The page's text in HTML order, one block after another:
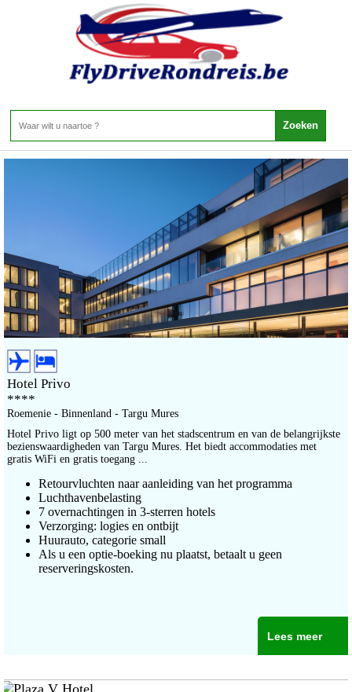
Kosovo - Rondreizen Kosovo
Home>
Hotel Privo
****
Roemenie - Binnenland - Targu Mures
Hotel Privo ligt op 500 meter van het stadscentrum en van de belangrijkste
bezienswaardigheden van Targu Mures. Het biedt accommodaties met
gratis WiFi en gratis toegang ...
Retourvluchten naar aanleiding van het programma
Luchthavenbelasting
7 overnachtingen in 3-sterren hotels
Verzorging: logies en ontbijt
Huurauto, categorie small
Als u een optie-boeking nu plaatst, betaalt u geen
reserveringskosten.
Lees meer